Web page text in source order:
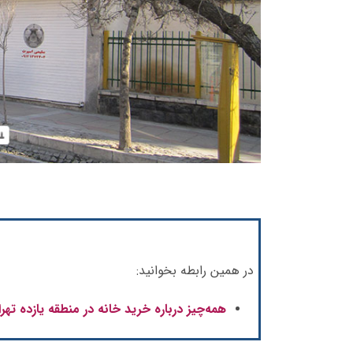
در همین رابطه بخوانید:
همه‌چیز درباره خرید خانه در منطقه یازده